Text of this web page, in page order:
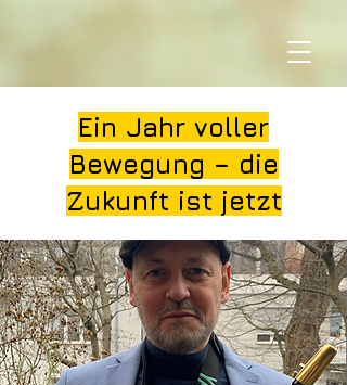
Ein Jahr voller
Bewegung – die
Zukunft ist jetzt